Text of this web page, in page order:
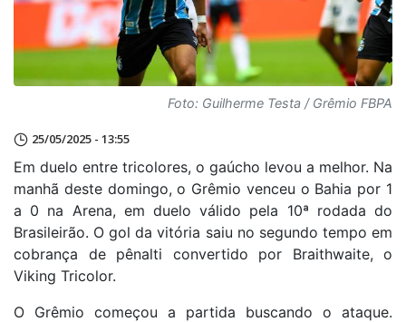
Foto: Guilherme Testa / Grêmio FBPA
25/05/2025 - 13:55
Em duelo entre tricolores, o gaúcho levou a melhor. Na
manhã deste domingo, o Grêmio venceu o Bahia por 1
a 0 na Arena, em duelo válido pela 10ª rodada do
Brasileirão. O gol da vitória saiu no segundo tempo em
cobrança de pênalti convertido por Braithwaite, o
Viking Tricolor.
O Grêmio começou a partida buscando o ataque.